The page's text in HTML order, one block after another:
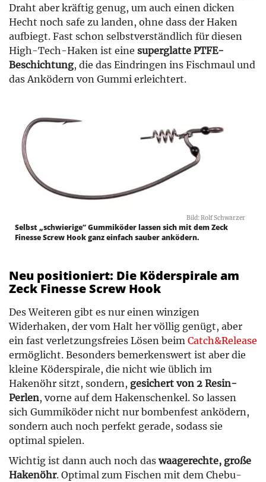
Draht aber kräftig genug, um auch einen dicken
Hecht noch safe zu landen, ohne dass der Haken
aufbiegt. Fast schon selbstverständlich für diesen
High-Tech-Haken ist eine superglatte PTFE-
Beschichtung, die das Eindringen ins Fischmaul und
das Anködern von Gummi erleichtert.
Bild: Rolf Schwarzer
Selbst „schwierige“ Gummiköder lassen sich mit dem Zeck
Finesse Screw Hook ganz einfach sauber anködern.
Neu positioniert: Die Köderspirale am
Zeck Finesse Screw Hook
Des Weiteren gibt es nur einen winzigen
Widerhaken, der vom Halt her völlig genügt, aber
ein fast verletzungsfreies Lösen beim Catch&Release
ermöglicht. Besonders bemerkenswert ist aber die
kleine Köderspirale, die nicht wie üblich im
Hakenöhr sitzt, sondern, gesichert von 2 Resin-
Perlen, vorne auf dem Hakenschenkel. So lassen
sich Gummiköder nicht nur bombenfest anködern,
sondern auch noch perfekt gerade, sodass sie
optimal spielen.
Wichtig ist dann auch noch das waagerechte, große
Hakenöhr. Optimal zum Fischen mit dem Chebu-